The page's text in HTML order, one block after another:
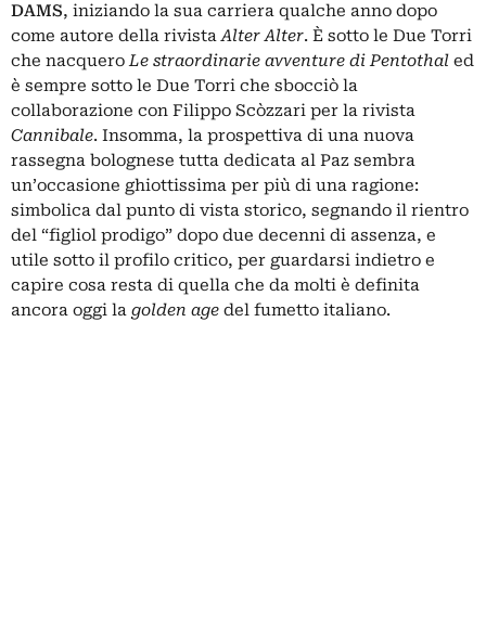
DAMS, iniziando la sua carriera qualche anno dopo
come autore della rivistaAlter Alter. È sotto le Due Torri
che nacqueroLe straordinarie avventure di Pentothal ed
è sempre sotto le Due Torri che sbocciò la
collaborazione con Filippo Scòzzari per la rivista
Cannibale. Insomma, la prospettiva di una nuova
rassegna bolognese tutta dedicata al Paz sembra
un’occasione ghiottissima per più di una ragione:
simbolica dal punto di vista storico, segnando il rientro
del “figliol prodigo” dopo due decenni di assenza, e
utile sotto il profilo critico, per guardarsi indietro e
capire cosa resta di quella che da molti è definita
ancora oggi la golden age del fumetto italiano.